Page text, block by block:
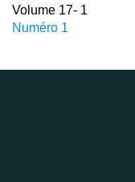
Volume 17- 1
Numéro 1